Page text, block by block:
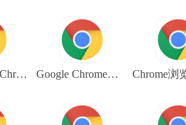
谷歌浏览器 Chrome开发版下载 X64bit DEV v106.0.5216.6 Google Chrome浏览器金丝雀版（Google Chrome Canary）V109.0.5414.3 64位下载